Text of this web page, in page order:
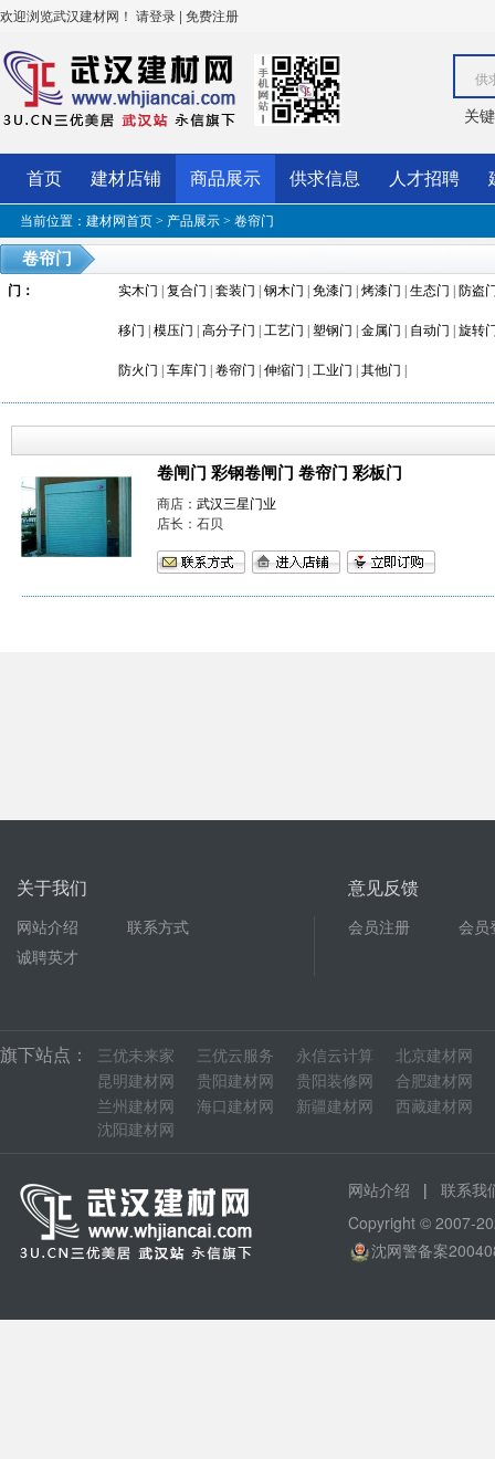
欢迎浏览武汉建材网！ 请登录 | 免费注册
供
关
首页 建材店铺 商品展示 供求信息 人才招聘
当前位置： 建材网首页 > 产品展示 > 卷帘门
卷帘门
门 ： 实木门 复合门 套装门 钢木门 免漆门 烤漆门 生态门 防盗
移门 模压门 高分子门 工艺门 塑钢门 金属门 自动门 旋转
防火门 车库门 卷帘门 伸缩门 工业门 其他门
卷闸门 彩钢卷闸门 卷帘门 彩板门
商店： 武汉三星门业
店长：石贝
关于我们
网站介绍
联系方式
诚聘英才
意见反馈
会员注册 会员
旗下站点： 三优未来家 三优云服务 永信云计算 北京建材网
昆明建材网
贵阳建材网 贵阳装修网 合肥建材网
兰州建材网
海口建材网 新疆建材网 西藏建材网
沈阳建材网
网站介绍 | 联系我
Copyright © 2007-
沈网警备案